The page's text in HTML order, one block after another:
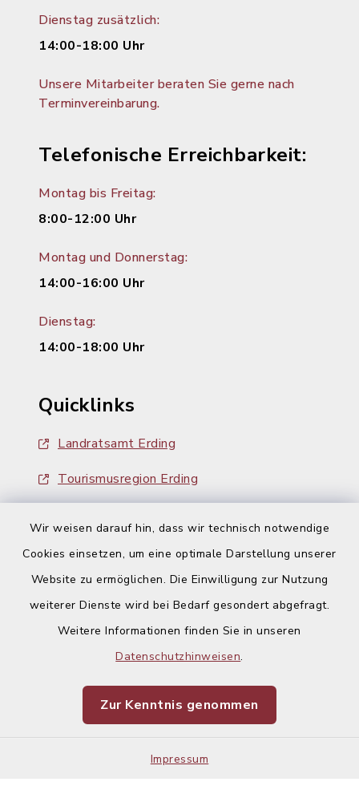
Wir weisen darauf hin, dass wir technisch notwendige
Cookies einsetzen, um eine optimale Darstellung unserer
Website zu ermöglichen. Die Einwilligung zur Nutzung
weiterer Dienste wird bei Bedarf gesondert abgefragt.
Weitere Informationen finden Sie in unseren
Datenschutzhinweisen.
Zur Kenntnis genommen
Impressum
Dienstag zusätzlich:
14:00-18:00 Uhr
Unsere Mitarbeiter beraten Sie gerne nach
Terminvereinbarung.
Telefonische Erreichbarkeit:
Montag bis Freitag:
8:00-12:00 Uhr
Montag und Donnerstag:
14:00-16:00 Uhr
Dienstag:
14:00-18:00 Uhr
Quicklinks
Landratsamt Erding
Tourismusregion Erding
Kontakt
Datenschutz
Impressum